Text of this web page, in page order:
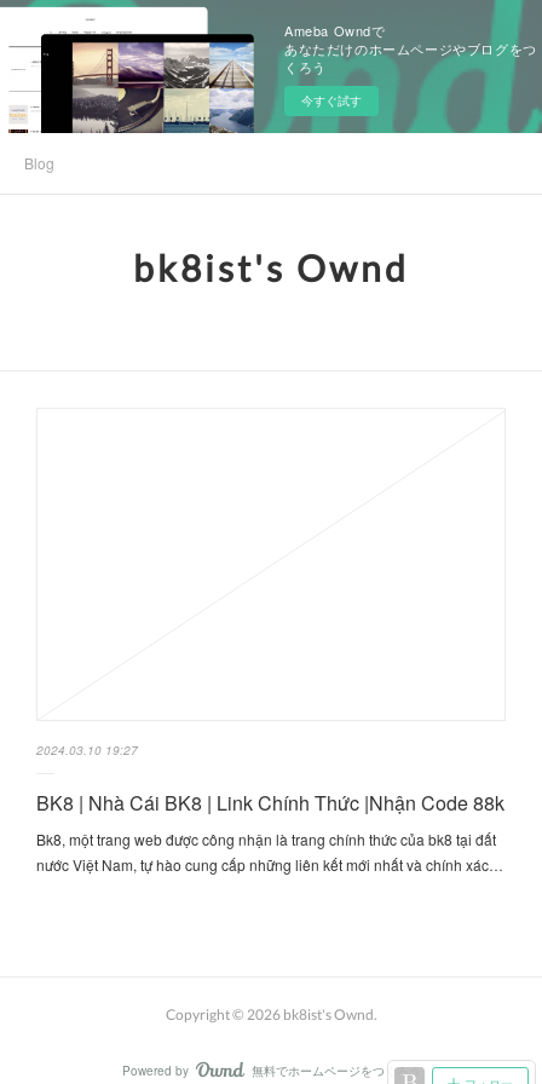
Ameba Owndで
あなただけのホームページやブログをつ
くろう
今すぐ試す
Blog
bk8ist's Ownd
2024.03.10 19:27
BK8 | Nhà Cái BK8 | Link Chính Thức |Nhận Code 88k
Bk8, một trang web được công nhận là trang chính thức của bk8 tại đất
nước Việt Nam, tự hào cung cấp những liên kết mới nhất và chính xác…
Copyright © 2026 bk8ist's Ownd.
Powered by AmebaOwnd
無料でホームページをつくろう